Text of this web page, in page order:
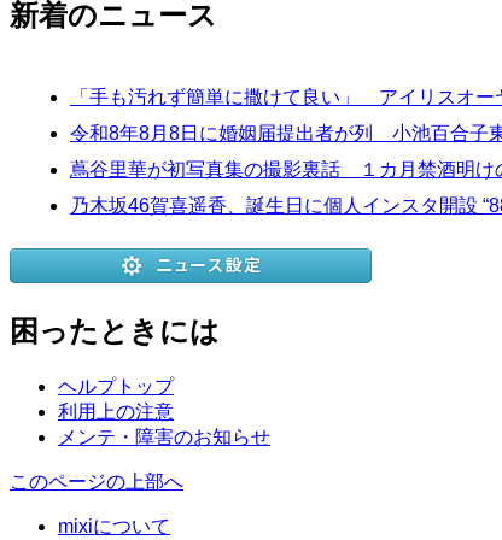
新着のニュース
「手も汚れず簡単に撒けて良い」 アイリスオ
令和8年8月8日に婚姻届提出者が列 小池百合子
蔦谷里華が初写真集の撮影裏話 １カ月禁酒明け
乃木坂46賀喜遥香、誕生日に個人インスタ開設
困ったときには
ヘルプトップ
利用上の注意
メンテ・障害のお知らせ
このページの上部へ
mixiについて